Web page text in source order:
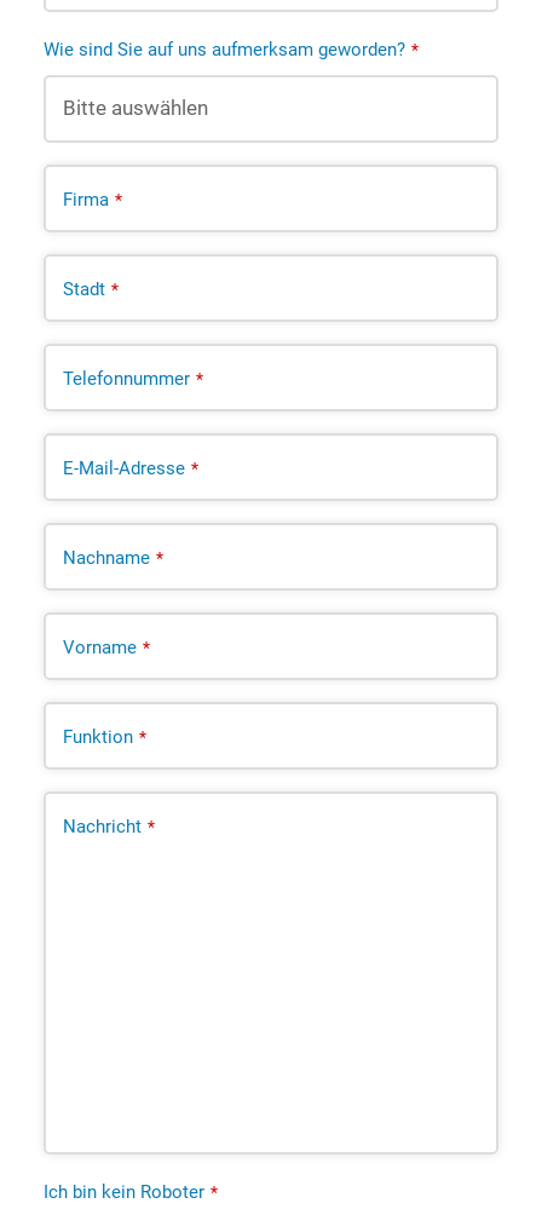
Wie sind Sie auf uns aufmerksam geworden? *
Firma *
Stadt *
Telefonnummer *
E-Mail-Adresse *
Nachname *
Vorname *
Funktion *
Nachricht *
Ich bin kein Roboter *